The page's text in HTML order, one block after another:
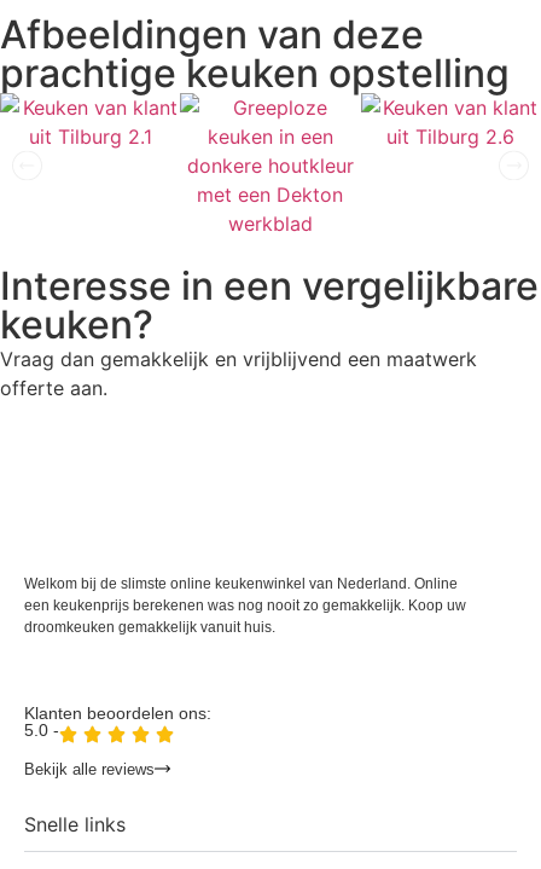
Afbeeldingen van deze
prachtige keuken opstelling
Interesse in een vergelijkbare
keuken?
Vraag dan gemakkelijk en vrijblijvend een maatwerk
offerte aan.
Welkom bij de slimste online keukenwinkel van Nederland. Online
een keukenprijs berekenen was nog nooit zo gemakkelijk. Koop uw
droomkeuken gemakkelijk vanuit huis.
Klanten beoordelen ons:
5.0 -
Bekijk alle reviews
Snelle links